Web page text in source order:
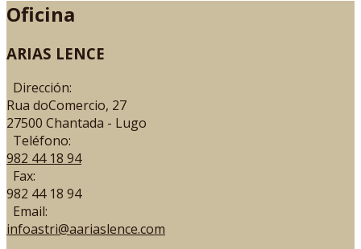
Oficina
ARIAS LENCE
Dirección:
Rua doComercio, 27
27500 Chantada - Lugo
Teléfono:
982 44 18 94
Fax:
982 44 18 94
Email:
infoastri@aariaslence.com